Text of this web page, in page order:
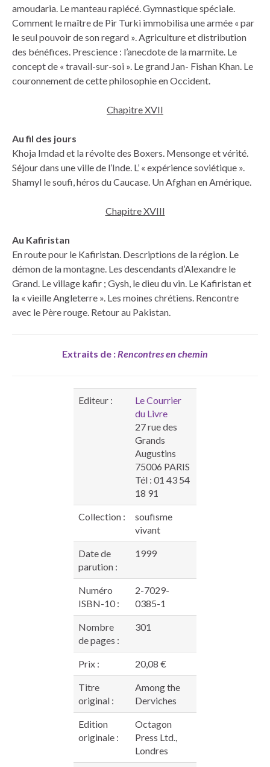
amoudaria. Le manteau rapiécé. Gymnastique spéciale.
Comment le maître de Pir Turki immobilisa une armée « par
le seul pouvoir de son regard ». Agriculture et distribution
des bénéfices. Prescience : l’anecdote de la marmite. Le
concept de « travail-sur-soi ». Le grand Jan- Fishan Khan. Le
couronnement de cette philosophie en Occident.
Chapitre XVII
Au fil des jours
Khoja Imdad et la révolte des Boxers. Mensonge et vérité.
Séjour dans une ville de l’Inde. L’ « expérience soviétique ».
Shamyl le soufi, héros du Caucase. Un Afghan en Amérique.
Chapitre XVIII
Au Kafiristan
En route pour le Kafiristan. Descriptions de la région. Le
démon de la montagne. Les descendants d’Alexandre le
Grand. Le village kafir ; Gysh, le dieu du vin. Le Kafiristan et
la « vieille Angleterre ». Les moines chrétiens. Rencontre
avec le Père rouge. Retour au Pakistan.
Extraits de :Rencontres en chemin
Editeur :
Le Courrier
du Livre
27 rue des
Grands
Augustins
75006 PARIS
Tél : 01 43 54
18 91
Collection :
soufisme
vivant
Date de
parution :
1999
Numéro
ISBN-10 :
2-7029-
0385-1
Nombre
de pages :
301
Prix : 20,08 €
Titre
original :
Among the
Derviches
Edition
originale :
Octagon
Press Ltd.,
Londres